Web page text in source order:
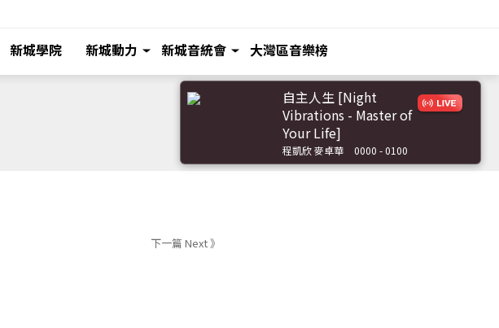
新城學院 新城動力 新城音統會 大灣區音樂榜
自主人生 [Night
Vibrations - Master of
Your Life]
程凱欣 麥卓華 0000 - 0100
下一篇 Next 》